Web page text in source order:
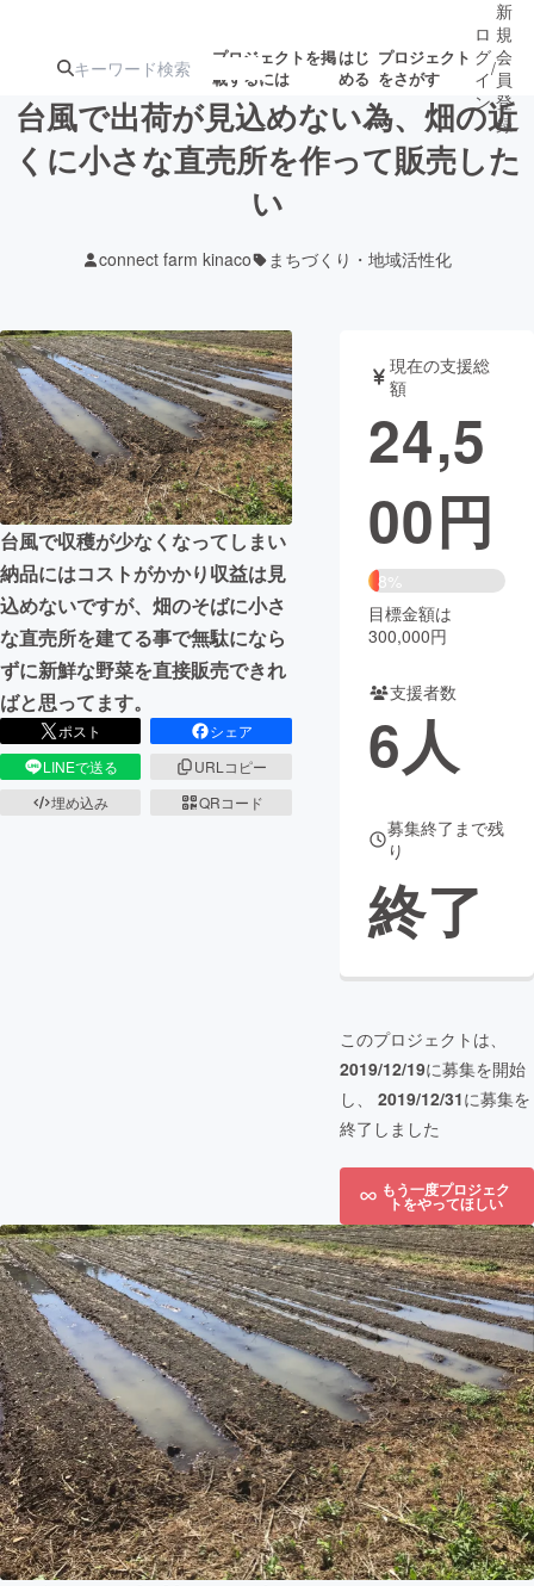
プロジェクトを掲
載するには
はじ
める
プロジェクト
をさがす
注目の新着プロ
テクノロジー・ガジェット
映像・映画 書籍・雑誌
ビジネス・起業 チャレンジ
まちづくり・地域活性化
CAMPFIRE for Social Good
CAMPFIRE Creation
CAMPFIREふるさと納税
コミュニティ
ロ
グ
イ
ン
/
新
規
会
員
登
録
台風で出荷が見込めない為、畑の近
くに小さな直売所を作って販売した
い
connect farm kinaco まちづくり・地域活性化
台風で収穫が少なくなってしまい
納品にはコストがかかり収益は見
込めないですが、畑のそばに小さ
な直売所を建てる事で無駄になら
ずに新鮮な野菜を直接販売できれ
ばと思ってます。
ポスト
シェア
LINEで送る
URLコピー
埋め込み
QRコード
現在の支援総
額
24,5
00円
8%
目標金額は
300,000円
支援者数
6人
募集終了まで残
り
終了
このプロジェクトは、
2019/12/19に募集を開始
し、 2019/12/31に募集を
終了しました
もう一度プロジェク
トをやってほしい